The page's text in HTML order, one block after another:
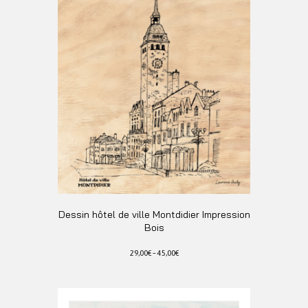
Les
options
peuvent
être
choisies
sur
la
page
du
produit
Dessin hôtel de ville Montdidier Impression
Bois
29,00€–45,00€